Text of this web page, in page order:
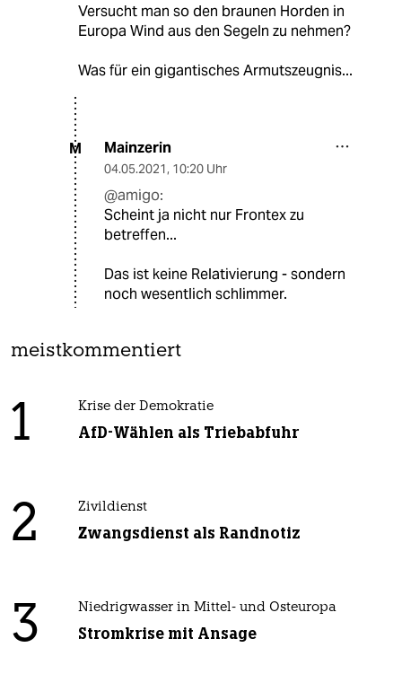
Versucht man so den braunen Horden in
Europa Wind aus den Segeln zu nehmen?
Was für ein gigantisches Armutszeugnis...
M Mainzerin
04.05.2021, 10:20 Uhr
@amigo:
Scheint ja nicht nur Frontex zu
betreffen...
Das ist keine Relativierung - sondern
noch wesentlich schlimmer.
meistkommentiert
1 Krise der Demokratie
AfD-Wählen als Triebabfuhr
2 Zivildienst
Zwangsdienst als Randnotiz
3 Niedrigwasser in Mittel- und Osteuropa
Stromkrise mit Ansage